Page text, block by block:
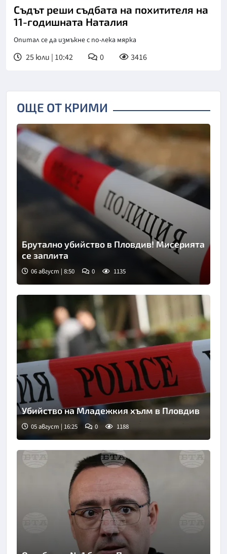
Съдът реши съдбата на похитителя на
11-годишната Наталия
Опитал се да измъкне с по-лека мярка
25 юли | 10:42 0 3416
ОЩЕ ОТ КРИМИ
Снимка: goggle
Брутално убийство в Пловдив! Мисерията
се заплита
06 август | 8:50 0 1135
Убийство на Младежкия хълм в Пловдив
05 август | 16:25 0 1188